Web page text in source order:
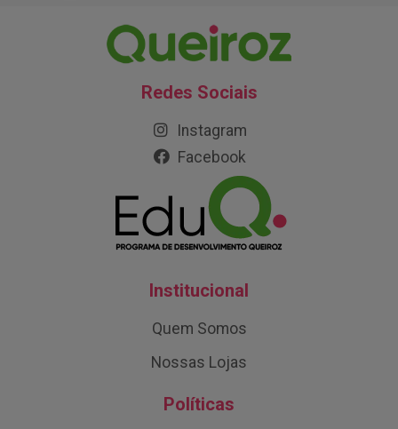
Redes Sociais
Instagram
Facebook
Institucional
Quem Somos
Nossas Lojas
Políticas